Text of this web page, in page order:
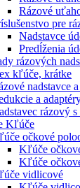
Rázové
pre
Nadstavce
Predĺženia
rázových
kľúče, krátke
nadstavce
a
rázový
Kľúče
očkové
Kľúče
Kľúče
vidlicové